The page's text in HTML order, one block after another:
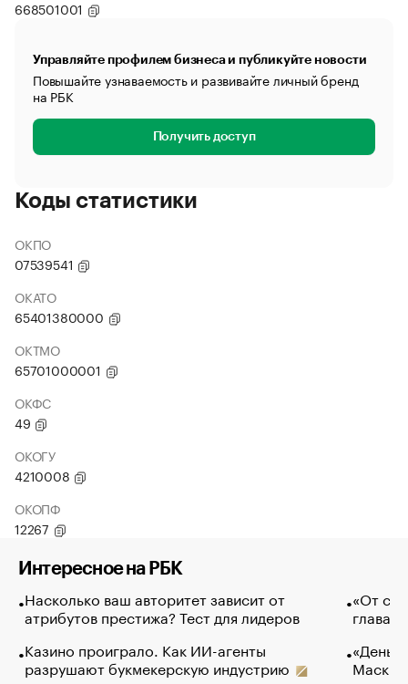
668501001
Управляйте профилем бизнеса и публикуйте новости
Повышайте узнаваемость и развивайте личный бренд
на РБК
Получить доступ
Коды статистики
ОКПО
07539541
ОКАТО
65401380000
ОКТМО
65701000001
ОКФС
49
ОКОГУ
4210008
ОКОПФ
12267
Интересное на РБК
Насколько ваш авторитет зависит от
атрибутов престижа? Тест для лидеров
Казино проиграло. Как ИИ-агенты
разрушают букмекерскую индустрию
«От
глава
Маск в